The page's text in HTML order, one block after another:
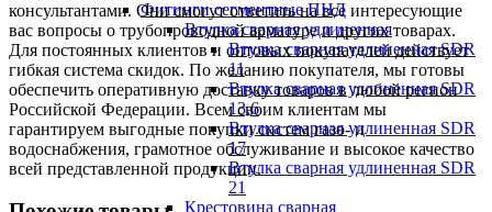
Фитинги сегментные ПНД
Втулка сварная удлиненная
Втулка сварная удлиненная SDR
11
Втулка сварная удлиненная SDR
13,6
Втулка сварная удлиненная SDR
17
Втулка сварная удлиненная SDR
21
Крестовина сварная
консультантами. Они смогут ответить на все интересующие
вас вопросы о трубопроводной арматуре и других товарах.
Для постоянных клиентов и оптовых покупателей действует
гибкая система скидок. По желанию покупателя, мы готовы
обеспечить оперативную доставку товаров в любой регион
Российской Федерации. Всем своим клиентам мы
гарантируем выгодные покупки систем газо- и
водоснабжения, грамотное обслуживание и высокое качество
всей представленной продукции.